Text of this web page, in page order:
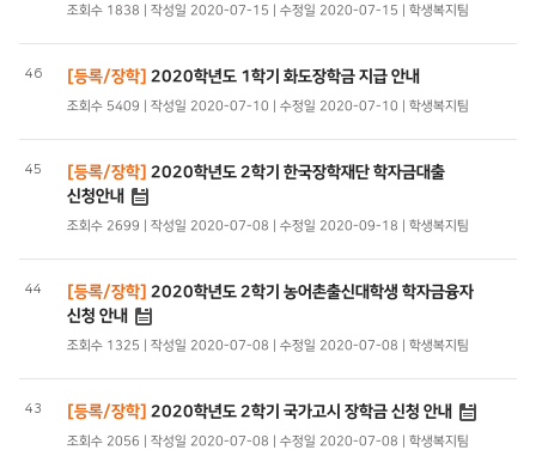
조회수 1838 | 작성일 2020-07-15 | 수정일 2020-07-15 | 학생복지팀
46 [등록/장학] 2020학년도 1학기 화도장학금 지급 안내
조회수 5409 | 작성일 2020-07-10 | 수정일 2020-07-10 | 학생복지팀
45 [등록/장학] 2020학년도 2학기 한국장학재단 학자금대출
신청안내
조회수 2699 | 작성일 2020-07-08 | 수정일 2020-09-18 | 학생복지팀
44 [등록/장학] 2020학년도 2학기 농어촌출신대학생 학자금융자
신청 안내
조회수 1325 | 작성일 2020-07-08 | 수정일 2020-07-08 | 학생복지팀
43 [등록/장학] 2020학년도 2학기 국가고시 장학금 신청 안내
조회수 2056 | 작성일 2020-07-08 | 수정일 2020-07-08 | 학생복지팀